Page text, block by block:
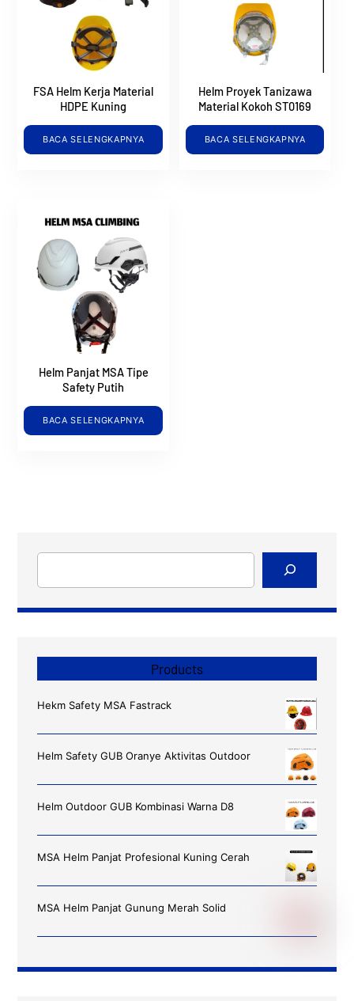
FSA Helm Kerja Material
HDPE Kuning
BACA SELENGKAPNYA
Helm Proyek Tanizawa
Material Kokoh ST0169
BACA SELENGKAPNYA
Helm Panjat MSA Tipe
Safety Putih
BACA SELENGKAPNYA
Cari
Products
Hekm Safety MSA Fastrack
Helm Safety GUB Oranye Aktivitas Outdoor
Helm Outdoor GUB Kombinasi Warna D8
MSA Helm Panjat Profesional Kuning Cerah
MSA Helm Panjat Gunung Merah Solid